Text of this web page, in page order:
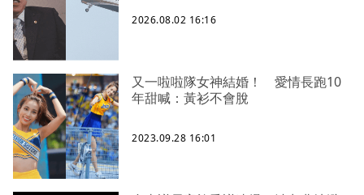
2026.08.02 16:16
又一啦啦隊女神結婚！ 愛情長跑10
年甜喊：黃衫不會脫
2023.09.28 16:01